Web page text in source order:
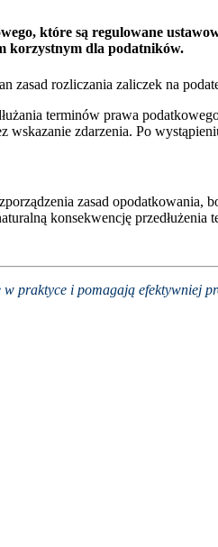
które są regulowane
korzystnym dla podatników.
rozliczania zaliczek na
terminów prawa
wskazanie zdarzenia. Po
zasad
konsekwencję
w praktyce i pomagają efektywniej